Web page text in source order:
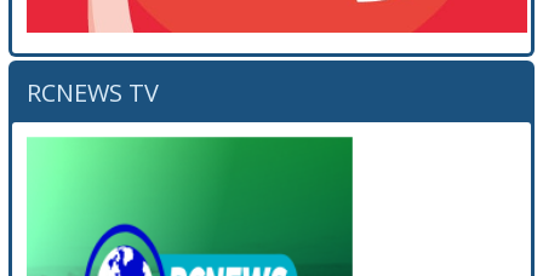
RCNEWS TV